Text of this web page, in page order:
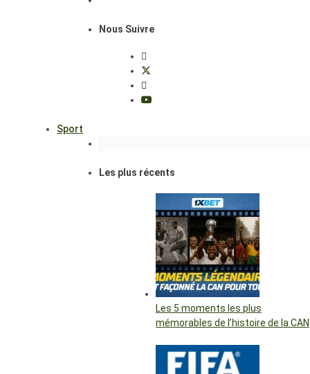
Nous Suivre
Sport
Les plus récents
Les 5 moments les plus
mémorables de l’histoire de la CAN